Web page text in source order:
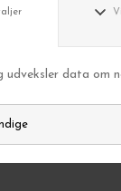
Trine Tuxen
Ring Cecilia,
DKK 1.275,00